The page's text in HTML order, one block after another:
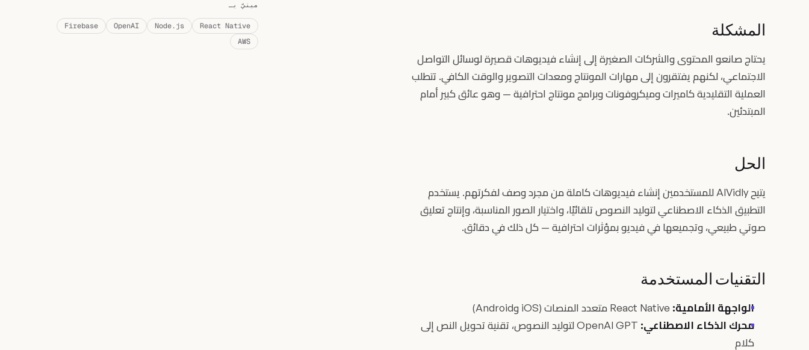
المشكلة
يحتاج صانعو المحتوى والشركات الصغيرة إلى إنشاء فيديوهات قصيرة لوسائل التواصل
الاجتماعي، لكنهم يفتقرون إلى مهارات المونتاج ومعدات التصوير والوقت الكافي. تتطلب
العملية التقليدية كاميرات وميكروفونات وبرامج مونتاج احترافية — وهو عائق كبير أمام
المبتدئين.
الحل
يتيح AIVidly للمستخدمين إنشاء فيديوهات كاملة من مجرد وصف لفكرتهم. يستخدم
التطبيق الذكاء الاصطناعي لتوليد النصوص تلقائيًا، واختيار الصور المناسبة، وإنتاج تعليق
صوتي طبيعي، وتجميعها في فيديو بمؤثرات احترافية — كل ذلك في دقائق.
التقنيات المستخدمة
الواجهة الأمامية:
محرك الذكاء الاصطناعي:
OpenAI GPT لتوليد النصوص، تقنية تحويل النص إلى
كلام
مبنيّ بـ
React Native
Node.js
OpenAI
Firebase
AWS